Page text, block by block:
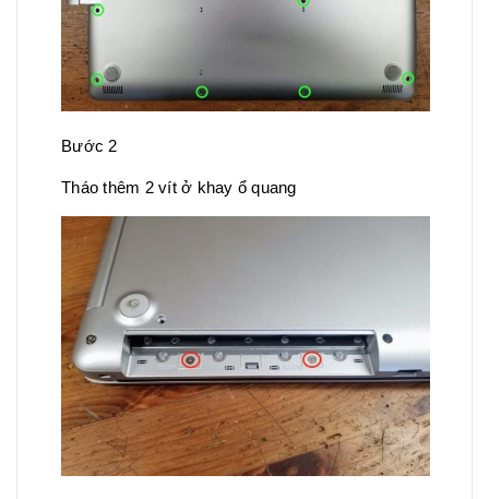
Bước 2
Tháo thêm 2 vít ở khay ổ quang